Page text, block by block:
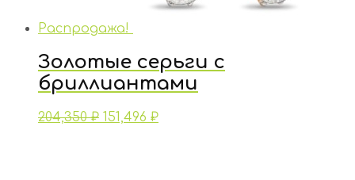
Распродажа!
Золотые серьги с
бриллиантами
204,350₽ 151,496 ₽